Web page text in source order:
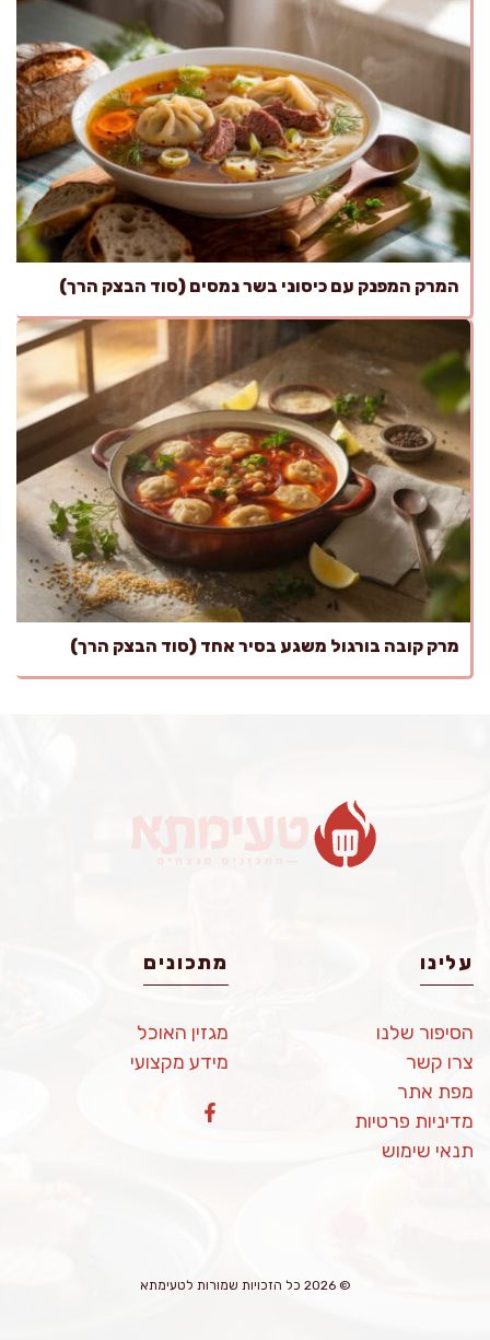
המרק המפנק עם כיסוני בשר נמסים (סוד הבצק הרך)
מרק קובה בורגול משגע בסיר אחד (סוד הבצק הרך)
עלינו
הסיפור שלנו
צרו קשר
מפת אתר
מדיניות פרטיות
תנאי שימוש
מתכונים
מגזין האוכל
מידע מקצועי
© 2026 כל הזכויות שמורות לטעימתא